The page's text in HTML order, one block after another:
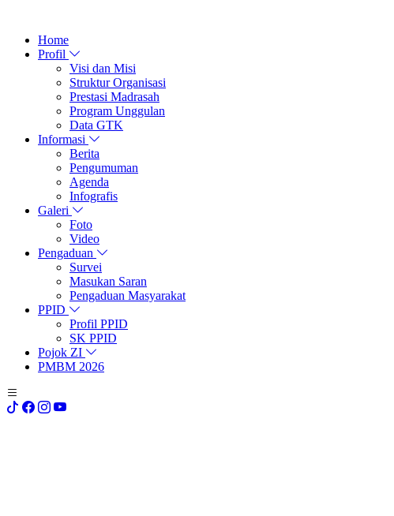
Home
Profil
Visi dan Misi
Struktur Organisasi
Prestasi Madrasah
Program Unggulan
Data GTK
Informasi
Berita
Pengumuman
Agenda
Infografis
Galeri
Foto
Video
Pengaduan
Survei
Masukan Saran
Pengaduan Masyarakat
PPID
Profil PPID
SK PPID
Pojok ZI
PMBM 2026